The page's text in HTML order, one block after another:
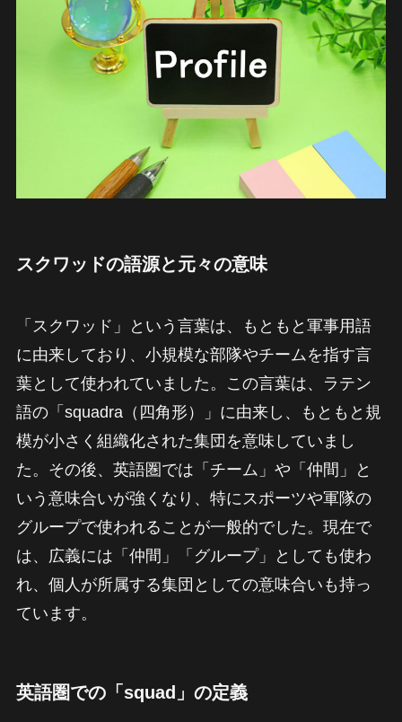
スクワッドの語源と元々の意味
「スクワッド」という言葉は、もともと軍事用語
に由来しており、小規模な部隊やチームを指す言
葉として使われていました。この言葉は、ラテン
語の「squadra（四角形）」に由来し、もともと規
模が小さく組織化された集団を意味していまし
た。その後、英語圏では「チーム」や「仲間」と
いう意味合いが強くなり、特にスポーツや軍隊の
グループで使われることが一般的でした。現在で
は、広義には「仲間」「グループ」としても使わ
れ、個人が所属する集団としての意味合いも持っ
ています。
英語圏での「squad」の定義